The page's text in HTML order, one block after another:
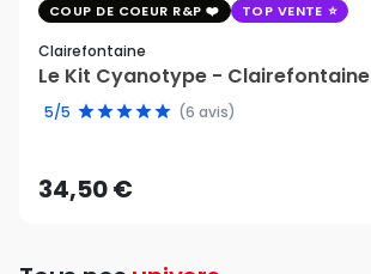
COUP DE COEUR R&P TOP VENTE
Clairefontaine
Le Kit Cyanotype - Clairefontaine
5/5 (6 avis)
34,50 €